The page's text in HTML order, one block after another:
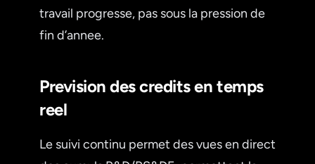
travail progresse, pas sous la pression de
fin d’annee.
Prevision des credits en temps
reel
Le suivi continu permet des vues en direct